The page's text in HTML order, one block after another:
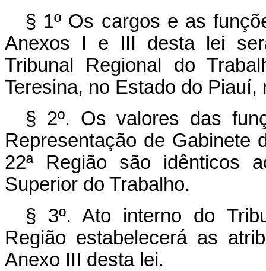
§ 1º Os cargos e as
Anexos I e III desta lei
Tribunal Regional do
Teresina, no Estado do
§ 2º. Os valores das
Representação de Gabinete
22ª Região são idênticos
Superior do Trabalho.
§ 3º. Ato interno do
Região estabelecerá as
Anexo III desta lei.